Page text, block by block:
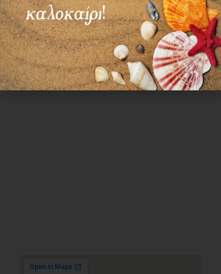
ΕΙΔΙΚΟ ΘΕΡΙΝΟ ΩΡΑΡΙΟ
ΔΕΥ-ΠΑΡ: 09:00-14:30
ΣΑΒ – ΚΥΡ: ΚΛΕΙΣΤΑ